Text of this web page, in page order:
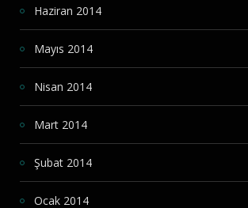
Haziran 2014
Mayıs 2014
Nisan 2014
Mart 2014
Şubat 2014
Ocak 2014